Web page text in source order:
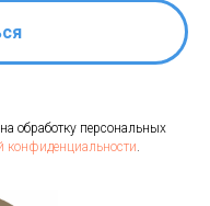
обработку персональных
конфиденциальности.